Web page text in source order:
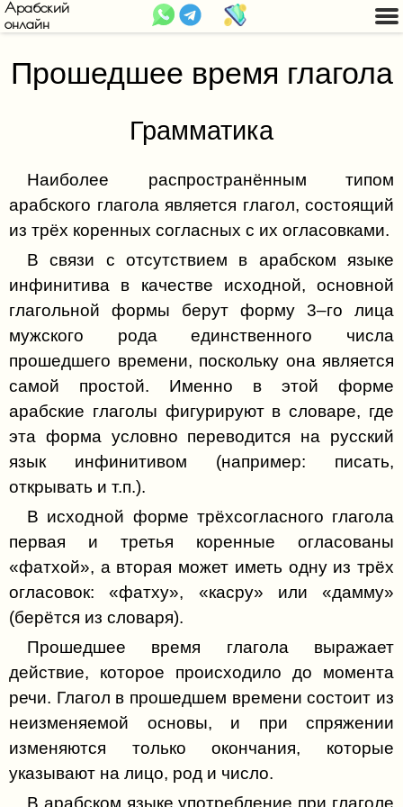
Арабский
онлайн
Арабский язык
Арабский алфавит
Огласовки
Арабский алфавит
Буква ب (Бa)
Буква ت (Та)
Буква ث (Сфа)
Буква ح (Хэ)
Буква خ (Хъо)
Буква د (Дэл)
Буква ذ (Зэль)
Буква ز (За)
Буква س (Син)
Буква ش (Шин)
Буква ص (Сод)
Буква ض (Дод)
Буква ظ (Зо)
Буква ع (Гайн)
Буква غ (Гойн)
Буква ف (Фа)
Та марбута ة
Лям алиф
Деление на слоги и типы слогов
Ударения
Грамматический род
Множественное число
Личные местоимения
Падежи
Указательные местоимения
Определённость и неопределённость имени
Солнечные и лунные буквы
Именное предложение
Слитные местоимения к именам
существительным
Пять имён
Части речи
Грамматика (Часть 2)
Глаголы
Прошедшее время глагола
Переходные глаголы
Соединение слов оканчивающихся на
«сукун»
Непереходные глаголы
Предлоги
Двухпадежные имена
Глагольные предложения
Настоящее время глагола
Двойственное число
Соединительные союзы
Идафа (несогласованное определение)
Упражнения
Согласованное определение
Повелительное наклонение
Прошедшее время глагола
Грамматика
Наиболее распространённым типом
арабского глагола является глагол, состоящий
из трёх коренных согласных с их огласовками.
В связи с отсутствием в арабском языке
инфинитива в качестве исходной, основной
глагольной формы берут форму 3–го лица
мужского рода единственного числа
прошедшего времени, поскольку она является
самой простой. Именно в этой форме
арабские глаголы фигурируют в словаре, где
эта форма условно переводится на русский
язык инфинитивом (например: писать,
открывать и т.п.).
В исходной форме трёхсогласного глагола
первая и третья коренные огласованы
«фатхой», а вторая может иметь одну из трёх
огласовок: «фатху», «касру» или «дамму»
(берётся из словаря).
Прошедшее время глагола выражает
действие, которое происходило до момента
речи. Глагол в прошедшем времени состоит из
неизменяемой основы, и при спряжении
изменяются только окончания, которые
указывают на лицо, род и число.
В арабском языке употребление при глаголе